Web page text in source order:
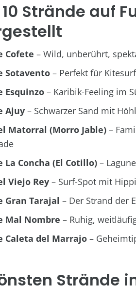
10 Strände auf
Cofete – Wild, unberührt,
Sotavento – Perfekt für
Esquinzo – Karibik-Feeling im
Ajuy – Schwarzer Sand mit
Matorral (Morro Jable) –
La Concha (El Cotillo) –
Viejo Rey – Surf-Spot mit
Gran Tarajal – Der Strand der
Mal Nombre – Ruhig,
Caleta del Marrajo –
Strände